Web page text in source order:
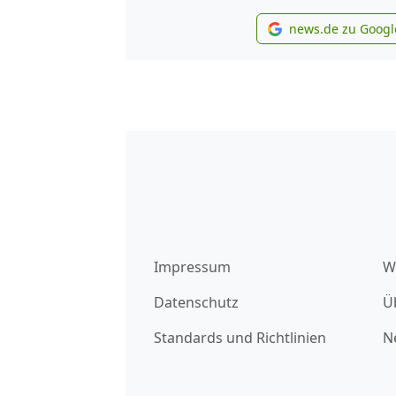
news.de zu
Impressum
Datenschutz
Standards und Richtlinien